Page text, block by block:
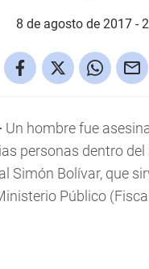
8 de agosto de 2017 -
Un hombre fue
personas dentro
Simón Bolívar, que
Público